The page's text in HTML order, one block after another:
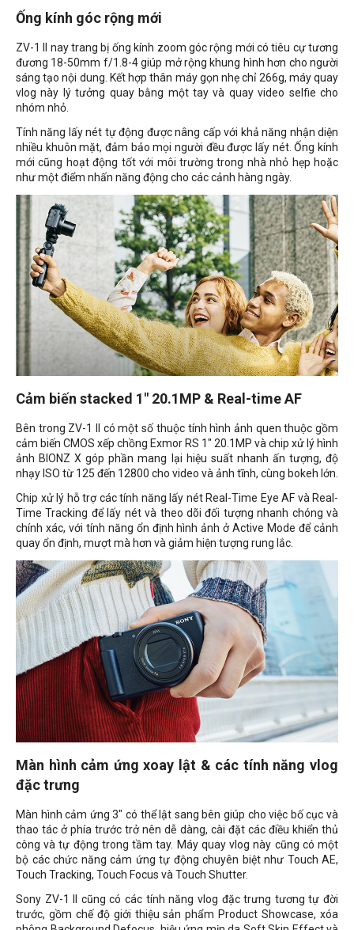
Ống kính góc rộng mới
ZV-1 II nay trang bị ống kính zoom góc rộng mới có tiêu cự tương
đương 18-50mm f/1.8-4 giúp mở rộng khung hình hơn cho người
sáng tạo nội dung. Kết hợp thân máy gọn nhẹ chỉ 266g, máy quay
vlog này lý tưởng quay bằng một tay và quay video selfie cho
nhóm nhỏ.
Tính năng lấy nét tự động được nâng cấp với khả năng nhận diện
nhiều khuôn mặt, đảm bảo mọi người đều được lấy nét. Ống kính
mới cũng hoạt động tốt với môi trường trong nhà nhỏ hẹp hoặc
như một điểm nhấn năng động cho các cảnh hàng ngày.
Cảm biến stacked 1" 20.1MP & Real-time AF
Bên trong ZV-1 II có một số thuộc tính hình ảnh quen thuộc gồm
cảm biến CMOS xếp chồng Exmor RS 1" 20.1MP và chip xử lý hình
ảnh BIONZ X góp phần mang lại hiệu suất nhanh ấn tượng, độ
nhạy ISO từ 125 đến 12800 cho video và ảnh tĩnh, cùng bokeh lớn.
Chip xử lý hỗ trợ các tính năng lấy nét Real-Time Eye AF và Real-
Time Tracking để lấy nét và theo dõi đối tượng nhanh chóng và
chính xác, với tính năng ổn định hình ảnh ở Active Mode để cảnh
quay ổn định, mượt mà hơn và giảm hiện tượng rung lắc.
Màn hình cảm ứng xoay lật & các tính năng vlog
đặc trưng
Màn hình cảm ứng 3" có thể lật sang bên giúp cho việc bố cục và
thao tác ở phía trước trở nên dễ dàng, cài đặt các điều khiển thủ
công và tự động trong tầm tay. Máy quay vlog này cũng có một
bộ các chức năng cảm ứng tự động chuyên biệt như Touch AE,
Touch Tracking, Touch Focus và Touch Shutter.
Sony ZV-1 II cũng có các tính năng vlog đặc trưng tương tự đời
trước, gồm chế độ giới thiệu sản phẩm Product Showcase, xóa